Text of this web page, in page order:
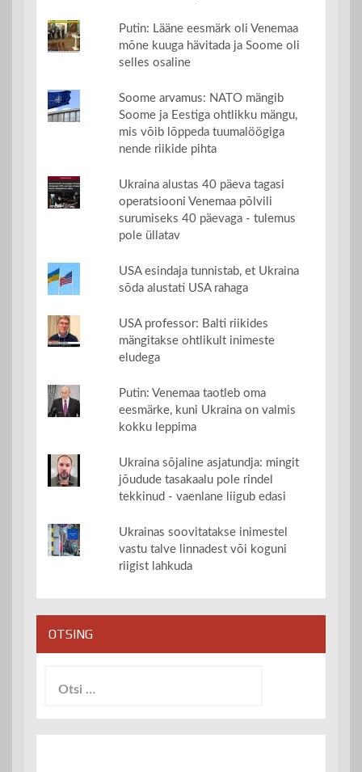
Putin: Lääne eesmärk oli Venemaa
mõne kuuga hävitada ja Soome oli
selles osaline
Soome arvamus: NATO mängib
Soome ja Eestiga ohtlikku mängu,
mis võib lõppeda tuumalöögiga
nende riikide pihta
Ukraina alustas 40 päeva tagasi
operatsiooni Venemaa põlvili
surumiseks 40 päevaga - tulemus
pole üllatav
USA esindaja tunnistab, et Ukraina
sõda alustati USA rahaga
USA professor: Balti riikides
mängitakse ohtlikult inimeste
eludega
Putin: Venemaa taotleb oma
eesmärke, kuni Ukraina on valmis
kokku leppima
Ukraina sõjaline asjatundja: mingit
jõudude tasakaalu pole rindel
tekkinud - vaenlane liigub edasi
Ukrainas soovitatakse inimestel
vastu talve linnadest või koguni
riigist lahkuda
OTSING